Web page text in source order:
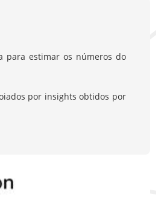
para estimar os números do
por insights obtidos por